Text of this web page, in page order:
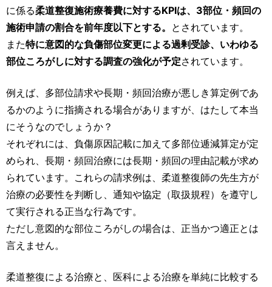
に係る柔道整復施術療養費に対するKPIは、3部位・頻回の
施術申請の割合を前年度以下とする。 とされています。
また特に意図的な負傷部位変更による過剰受診、いわゆる
部位ころがしに対する調査の強化が予定されています。
例えば、多部位請求や長期・頻回治療が悪しき算定例であ
るかのように指摘される場合がありますが、はたして本当
にそうなのでしょうか？
それぞれには、負傷原因記載に加えて多部位逓減算定が定
められ、長期・頻回治療には長期・頻回の理由記載が求め
られています。これらの請求例は、柔道整復師の先生方が
治療の必要性を判断し、通知や協定（取扱規程）を遵守し
て実行される正当な行為です。
ただし意図的な部位ころがしの場合は、正当かつ適正とは
言えません。
柔道整復による治療と、医科による治療を単純に比較する